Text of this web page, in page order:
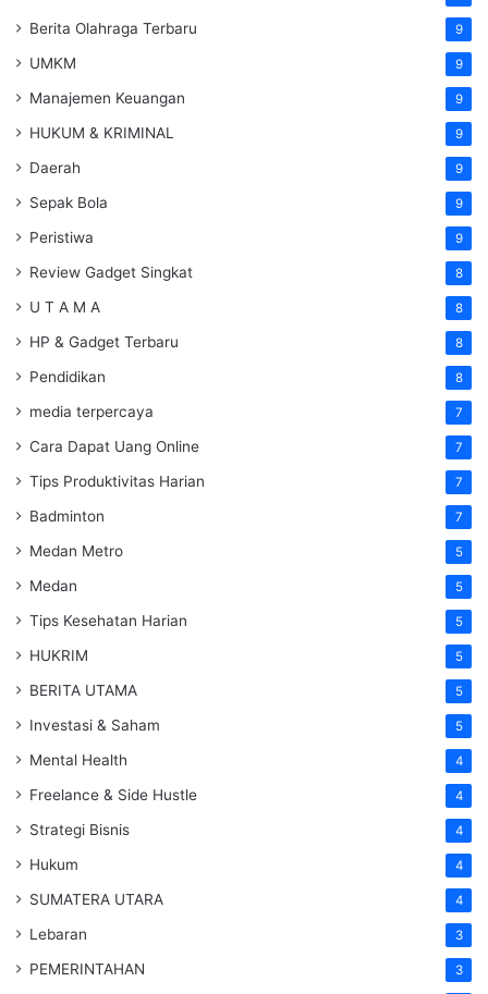
Berita Olahraga Terbaru 9
UMKM 9
Manajemen Keuangan 9
HUKUM & KRIMINAL 9
Daerah 9
Sepak Bola 9
Peristiwa 9
Review Gadget Singkat 8
U T A M A 8
HP & Gadget Terbaru 8
Pendidikan 8
media terpercaya 7
Cara Dapat Uang Online 7
Tips Produktivitas Harian 7
Badminton 7
Medan Metro 5
Medan 5
Tips Kesehatan Harian 5
HUKRIM 5
BERITA UTAMA 5
Investasi & Saham 5
Mental Health 4
Freelance & Side Hustle 4
Strategi Bisnis 4
Hukum 4
SUMATERA UTARA 4
Lebaran 3
PEMERINTAHAN 3